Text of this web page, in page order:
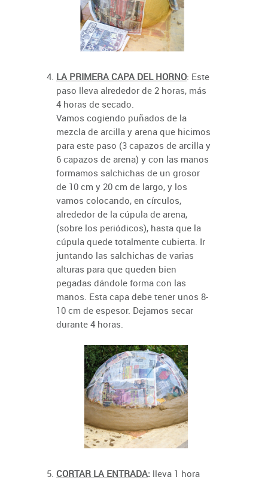
LA PRIMERA CAPA DEL HORNO: Este
paso lleva alrededor de 2 horas, más
4 horas de secado.
Vamos cogiendo puñados de la
mezcla de arcilla y arena que hicimos
para este paso (3 capazos de arcilla y
6 capazos de arena) y con las manos
formamos salchichas de un grosor
de 10 cm y 20 cm de largo, y los
vamos colocando, en círculos,
alrededor de la cúpula de arena,
(sobre los periódicos), hasta que la
cúpula quede totalmente cubierta. Ir
juntando las salchichas de varias
alturas para que queden bien
pegadas dándole forma con las
manos. Esta capa debe tener unos 8-
10 cm de espesor. Dejamos secar
durante 4 horas.
CORTAR LA ENTRADA: lleva 1 hora